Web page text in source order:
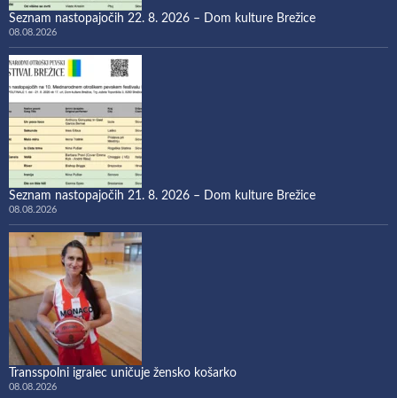
Seznam nastopajočih 22. 8. 2026 – Dom kulture Brežice
08.08.2026
Seznam nastopajočih 21. 8. 2026 – Dom kulture Brežice
08.08.2026
Transspolni igralec uničuje žensko košarko
08.08.2026